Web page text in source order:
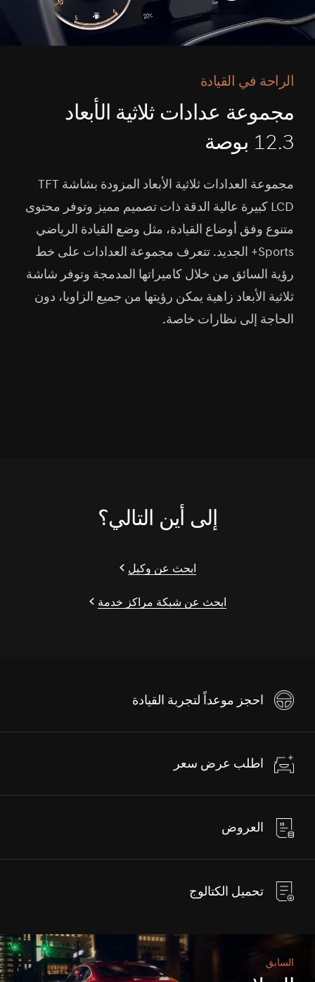
الراحة في القيادة
مجموعة عدادات ثلاثية الأبعاد
12.3 بوصة
مجموعة العدادات ثلاثية الأبعاد المزودة بشاشة TFT
LCD كبيرة عالية الدقة ذات تصميم مميز وتوفر محتوى
متنوع وفق أوضاع القيادة، مثل وضع القيادة الرياضي
Sports+ الجديد. تتعرف مجموعة العدادات على خط
رؤية السائق من خلال كاميراتها المدمجة وتوفر شاشة
ثلاثية الأبعاد زاهية يمكن رؤيتها من جميع الزاويا، دون
الحاجة إلى نظارات خاصة.
إلى أين التالي؟
ابحث عن وكيل
ابحث عن شبكة مراكز خدمة
احجز موعداً لتجربة القيادة
اطلب عرض سعر
العروض
تحميل الكتالوج
السابق